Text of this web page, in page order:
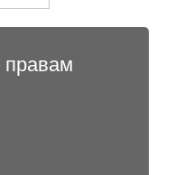
правам